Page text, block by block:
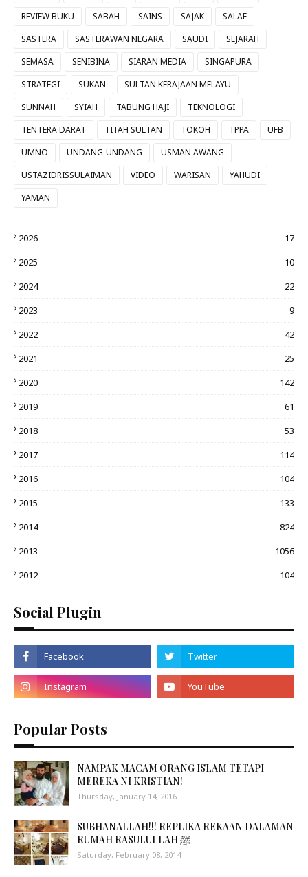
REVIEW BUKU
SABAH SAINS SAJAK
SALAF
SASTERA
SASTERAWAN NEGARA SAUDI
SEJARAH
SEMASA
SENIBINA SIARAN MEDIA
SINGAPURA
STRATEGI
SUKAN
SULTAN KERAJAAN MELAYU
SUNNAH
SYIAH TABUNG HAJI
TEKNOLOGI
TENTERA DARAT
TITAH SULTAN TOKOH TPPA
UFB
UMNO
UNDANG-UNDANG
USMAN AWANG
USTAZIDRISSULAIMAN
VIDEO WARISAN
YAHUDI
YAMAN
2026
17
2025
10
2024
22
2023
9
2022
42
2021
25
2020
142
2019
61
2018
53
2017
114
2016
104
2015
133
2014
824
2013
1056
2012
104
Social Plugin
Popular Posts
NAMPAK MACAM ORANG ISLAM TETAPI
MEREKA NI KRISTIAN!
Thursday, January 14, 2016
SUBHANALLAH!!! REPLIKA REKAAN DALAMAN
RUMAH RASULULLAH ﷺ
Saturday, February 08, 2014